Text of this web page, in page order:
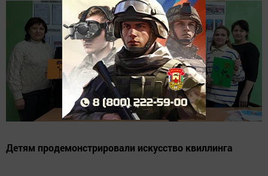
Детям продемонстрировали искусство квиллинга